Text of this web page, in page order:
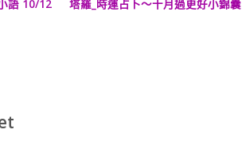
語 10/12
塔羅_時運占卜～十月過更好小錦囊